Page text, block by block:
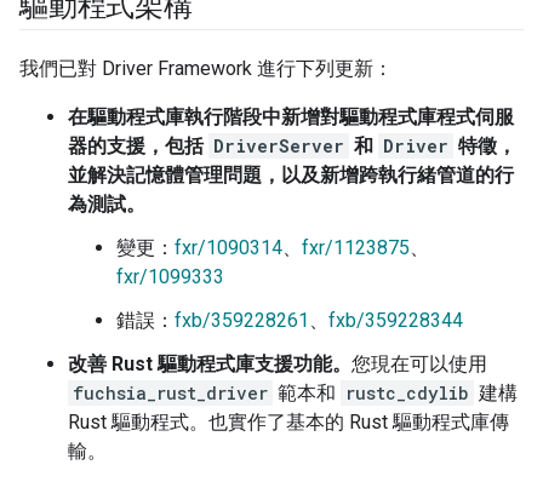
我們已對 Driver Framework 進行下列更新：
在驅動程式庫執行階段中新增對驅動程式庫程式伺服
器的支援，包括 DriverServer 和 Driver 特徵，
並解決記憶體管理問題，以及新增跨執行緒管道的行
為測試。
變更： fxr/1090314、 fxr/1123875、
fxr/1099333
錯誤： fxb/359228261 、 fxb/359228344
改善 Rust 驅動程式庫支援功能。 您現在可以使用
fuchsia_rust_driver 範本和 rustc_cdylib 建構
Rust 驅動程式。也實作了基本的 Rust 驅動程式庫傳
輸。